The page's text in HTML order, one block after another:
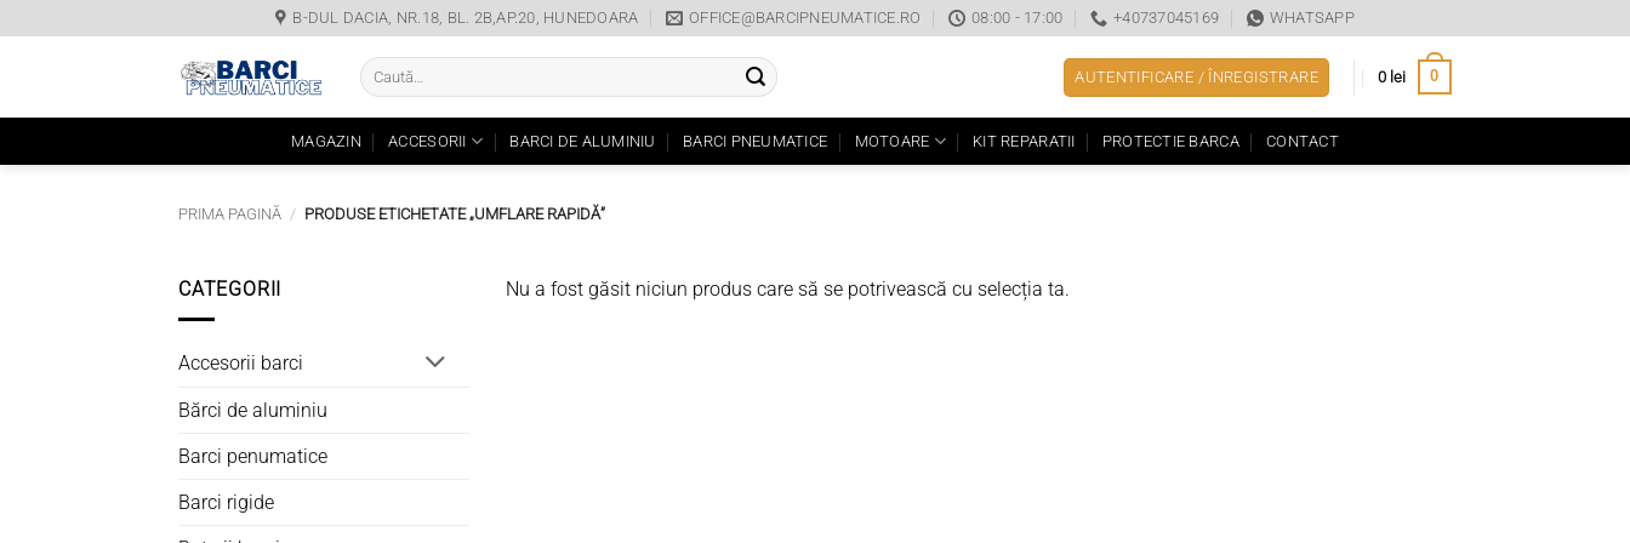
to
B-DUL DACIA, NR.18, BL. 2B,AP.20, HUNEDOARA OFFICE@BARCIPNEUMATICE.RO 08:00 - 17:00 +40737045169 WHATSAPP
Caută
după:
AUTENTIFICARE / ÎNREGISTRARE 0 lei 0
MAGAZIN ACCESORII BARCI DE ALUMINIU BARCI PNEUMATICE MOTOARE KIT REPARATII PROTECTIE BARCA CONTACT
PRIMA PAGINĂ / PRODUSE ETICHETATE „UMFLARE RAPIDĂ”
CATEGORII
Accesorii barci
Bărci de aluminiu
Barci penumatice
Barci rigide
Nu a fost găsit niciun produs care să se potrivească cu selecția ta.